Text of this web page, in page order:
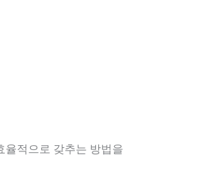
율적으로 갖추는 방법을